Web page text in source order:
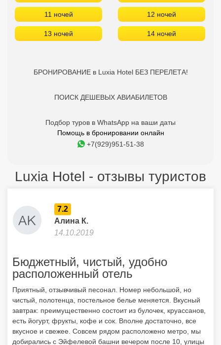
11 ночей 12 ночей
13 ночей 14 ночей
БРОНИРОВАНИЕ в Luxia Hotel БЕЗ ПЕРЕЛЕТА!
ПОИСК ДЕШЕВЫХ АВИАБИЛЕТОВ
Подбор туров в WhatsApp на ваши даты
Помощь в бронировании онлайн
+7(929)951-51-38
Luxia Hotel - отзывы туристов
7.2
Алина К.
14.10.2019
Бюджетный, чистый, удобно
расположенный отель
Приятный, отзывчивый песонал. Номер небольшой, но
чистый, полотенца, постельное белье меняется. Вкусный
завтрак: преимущественно состоит из булочек, круассанов,
есть йогурт, фрукты, кофе и сок. Вполне достаточно, все
вкусное и свежее. Совсем рядом расположено метро, мы
добирались с Эйфелевой башни вечером после 10, улицы